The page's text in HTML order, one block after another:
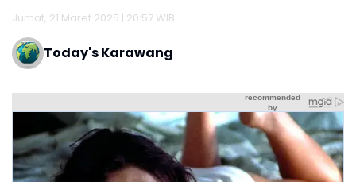
Jumat, 21 Maret 2025 | 20:57 WIB
Today's Karawang